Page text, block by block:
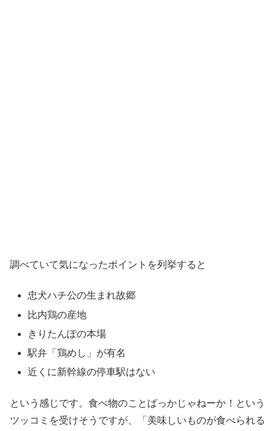
調べていて気になったポイントを列挙すると
忠犬ハチ公の生まれ故郷
比内鶏の産地
きりたんぽの本場
駅弁「鶏めし」が有名
近くに新幹線の停車駅はない
という感じです。食べ物のことばっかじゃねーか！という
ツッコミを受けそうですが、「美味しいものが食べられる